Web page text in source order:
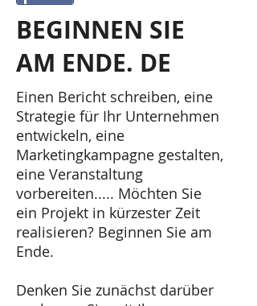
BEGINNEN SIE
AM ENDE. DE
Einen Bericht schreiben, eine
Strategie für Ihr Unternehmen
entwickeln, eine
Marketingkampagne gestalten,
eine Veranstaltung
vorbereiten..... Möchten Sie
ein Projekt in kürzester Zeit
realisieren? Beginnen Sie am
Ende.
Denken Sie zunächst darüber